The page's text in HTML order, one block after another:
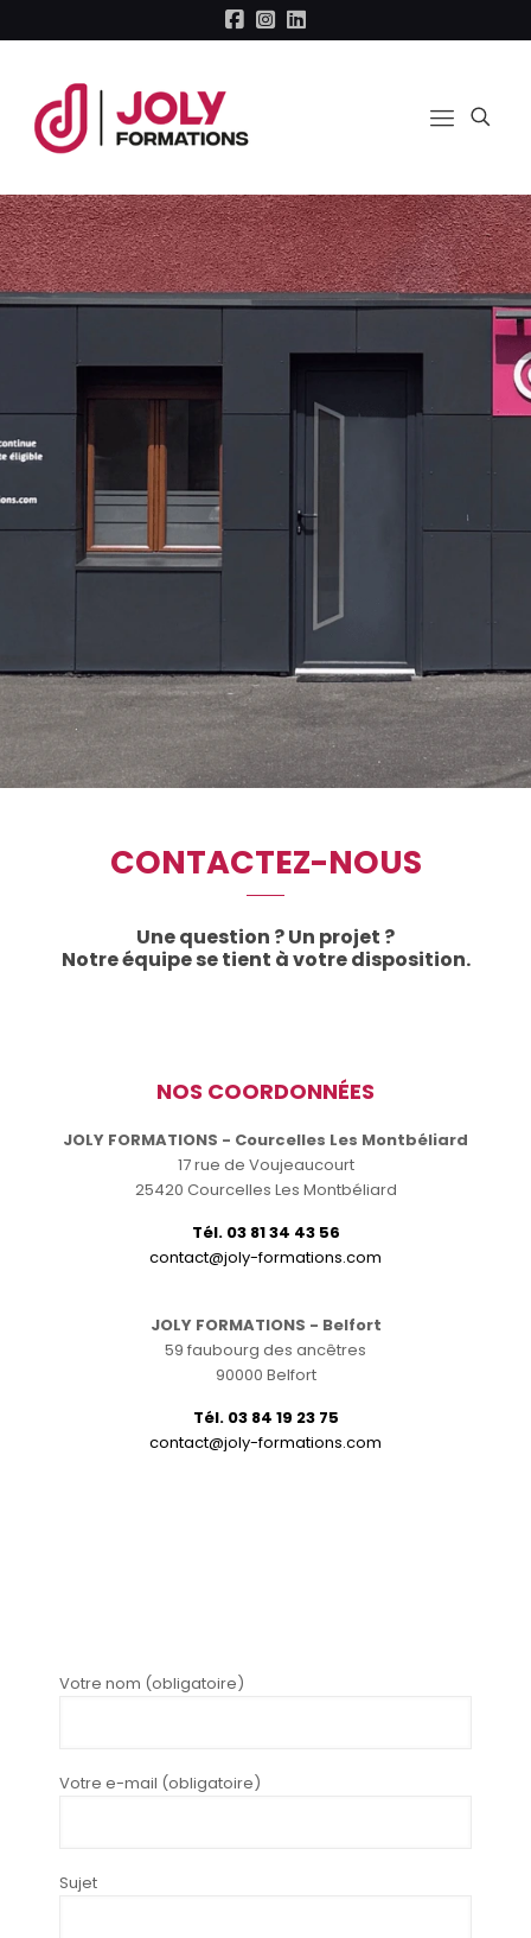
CONTACTEZ-NOUS
Une question ? Un projet ?
Notre équipe se tient à votre disposition.
NOS COORDONNÉES
JOLY FORMATIONS - Courcelles Les Montbéliard
17 rue de Voujeaucourt
25420 Courcelles Les Montbéliard
Tél. 03 81 34 43 56
contact@joly-formations.com
JOLY FORMATIONS - Belfort
59 faubourg des ancêtres
90000 Belfort
Tél. 03 84 19 23 75
contact@joly-formations.com
Votre nom (obligatoire)
Votre e-mail (obligatoire)
Sujet